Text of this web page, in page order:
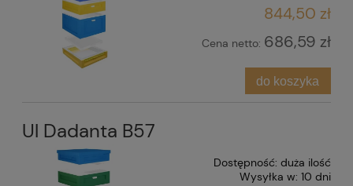
844,50 zł
Cena netto: 686,59 zł
do koszyka
Ul Dadanta B57
Dostępność: duża ilość
Wysyłka w: 10 dni